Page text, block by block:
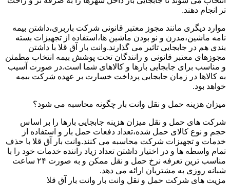
تر انجام دهند.
موارد دیگری مانند مجوز معتبر قانونی شرکت باربری،داشتن بیمه
نامه ماشین،مدرن و نو بودن ماشین ها،استفاده از تجهیزات بسته
بندی هم در جابجایی تاثیر می گذارند.وانت بار آق قلا با داشتن
مجوزهای معتبر قانونی و رانندگان تحت پوشش بیمه انتخاب مطمئن
و مناسب برای جابجایی بارها و کالاهای شما است.در صورت آسیب
به کالاها در زمان جابجایی پرداخت خسارت بر عهده شرکت بیمه
خواهد بود.
میزان هزینه حمل و نقل وانت بار چگونه محاسبه می شود؟
شرکت های حمل و نقل میزان هزینه جابجایی بارها را بر اساس
حجم و نوع کالای حمل شده،تعداد دفعات حمل بار و استفاده از
خدمات و تجهیزات شرکت محاسبه می کنند.وانت بار آق قلا با حذف
تمام واسطه ها و در اختیار داشتن تعداد زیاد راننده خدمات خود را با
مناسب ترین تعرفه نرخ حمل و نقل ممکن و به صورت ۲۴ ساعت
شبانه روزی به مشتریان ارائه می دهد.
مزیت های شرکت حمل و نقل وانت بار وانت بار آق قلا